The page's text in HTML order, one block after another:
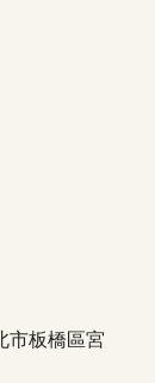
市板橋區宮